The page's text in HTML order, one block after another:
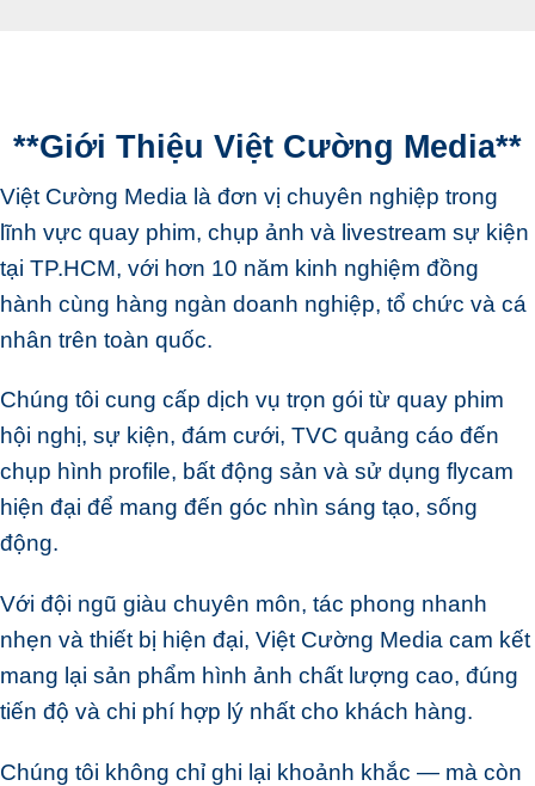
**Giới Thiệu Việt Cường Media**
Việt Cường Media là đơn vị chuyên nghiệp trong
lĩnh vực quay phim, chụp ảnh và livestream sự kiện
tại TP.HCM, với hơn 10 năm kinh nghiệm đồng
hành cùng hàng ngàn doanh nghiệp, tổ chức và cá
nhân trên toàn quốc.
Chúng tôi cung cấp dịch vụ trọn gói từ quay phim
hội nghị, sự kiện, đám cưới, TVC quảng cáo đến
chụp hình profile, bất động sản và sử dụng flycam
hiện đại để mang đến góc nhìn sáng tạo, sống
động.
Với đội ngũ giàu chuyên môn, tác phong nhanh
nhẹn và thiết bị hiện đại, Việt Cường Media cam kết
mang lại sản phẩm hình ảnh chất lượng cao, đúng
tiến độ và chi phí hợp lý nhất cho khách hàng.
Chúng tôi không chỉ ghi lại khoảnh khắc — mà còn